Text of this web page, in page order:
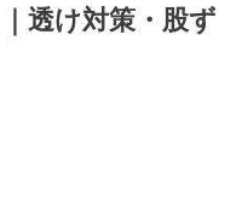
透け対策・股ず